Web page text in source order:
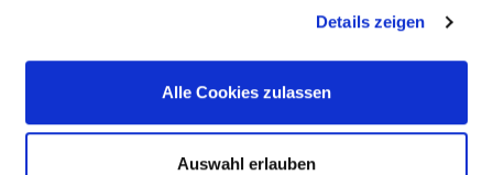
Details zeigen
Alle Cookies zulassen
Auswahl erlauben
STAFFING
SPECIALIST EXPERTISE AND FURTHER